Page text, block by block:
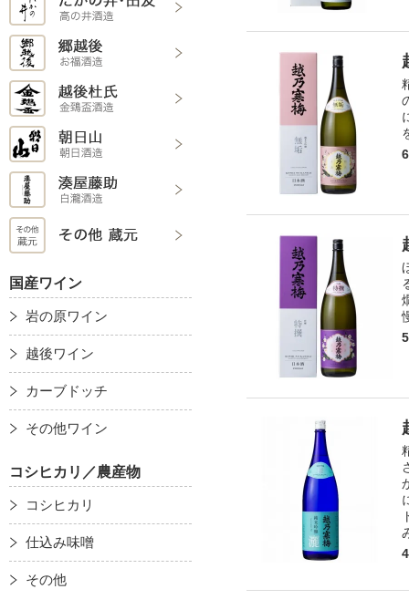
国産ワイン
岩の原ワイン
越後ワイン
カーブドッチ
その他ワイン
コシヒカリ／農産物
コシヒカリ
仕込み味噌
その他